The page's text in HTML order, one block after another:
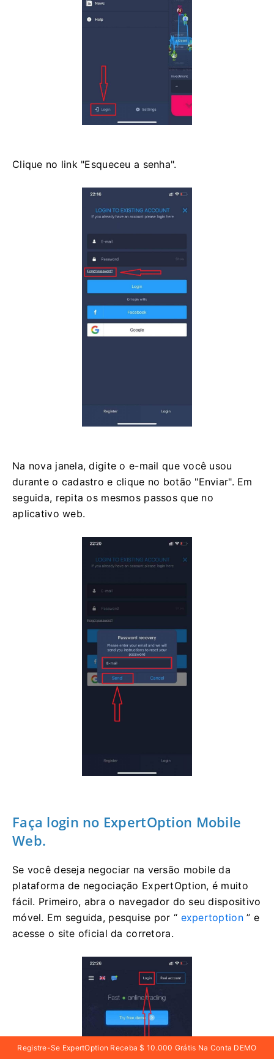
Clique no link "Esqueceu a senha".
Na nova janela, digite o e-mail que você usou
durante o cadastro e clique no botão "Enviar". Em
seguida, repita os mesmos passos que no
aplicativo web.
Faça login no ExpertOption Mobile
Web.
Se você deseja negociar na versão mobile da
plataforma de negociação ExpertOption, é muito
fácil. Primeiro, abra o navegador do seu dispositivo
móvel. Em seguida, pesquise por “ expertoption” e
acesse o site oficial da corretora.
Registre-Se ExpertOption Receba $ 10.000 Grátis Na Conta DEMO